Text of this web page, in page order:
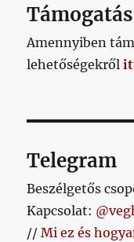
Támogatás
Amennyiben
lehetőségekről
Telegram
Beszélgetős
Kapcsolat:
//Mi ez és